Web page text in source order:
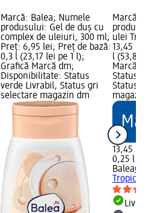
Marcă: Balea; Numele
produsului: Gel de duș cu
complex de uleiuri, 300 ml;
Preț: 6,95 lei; Preț de bază:
0,3 l (23,17 lei pe 1 l);
Grafică Marcă dm;
Disponibilitate: Status
verde Livrabil, Status gri
selectare magazin dm
Marcă:
ulei
13,45
l (53,80
Marcă
Status
Status
13,45 lei
0,25 l
Balea